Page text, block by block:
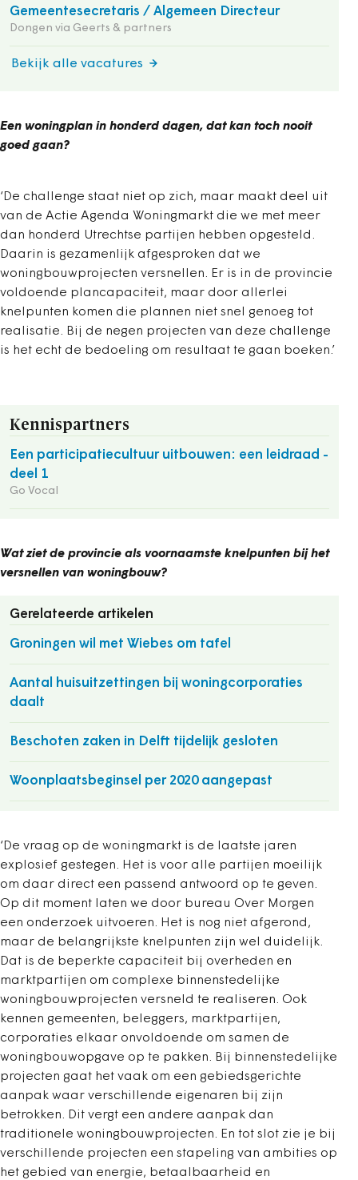
Gemeentesecretaris / Algemeen Directeur
Dongen via Geerts & partners
Bekijk alle vacatures
Een woningplan in honderd dagen, dat kan toch nooit
goed gaan?
‘De challenge staat niet op zich, maar maakt deel uit
van de Actie Agenda Woningmarkt die we met meer
dan honderd Utrechtse partijen hebben opgesteld.
Daarin is gezamenlijk afgesproken dat we
woningbouwprojecten versnellen. Er is in de provincie
voldoende plancapaciteit, maar door allerlei
knelpunten komen die plannen niet snel genoeg tot
realisatie. Bij de negen projecten van deze challenge
is het echt de bedoeling om resultaat te gaan boeken.’
Kennispartners
Een participatiecultuur uitbouwen: een leidraad -
deel 1
Go Vocal
Wat ziet de provincie als voornaamste knelpunten bij het
versnellen van woningbouw?
Gerelateerde artikelen
Groningen wil met Wiebes om tafel
Aantal huisuitzettingen bij woningcorporaties
daalt
Beschoten zaken in Delft tijdelijk gesloten
Woonplaatsbeginsel per 2020 aangepast
‘De vraag op de woningmarkt is de laatste jaren
explosief gestegen. Het is voor alle partijen moeilijk
om daar direct een passend antwoord op te geven.
Op dit moment laten we door bureau Over Morgen
een onderzoek uitvoeren. Het is nog niet afgerond,
maar de belangrijkste knelpunten zijn wel duidelijk.
Dat is de beperkte capaciteit bij overheden en
marktpartijen om complexe binnenstedelijke
woningbouwprojecten versneld te realiseren. Ook
kennen gemeenten, beleggers, marktpartijen,
corporaties elkaar onvoldoende om samen de
woningbouwopgave op te pakken. Bij binnenstedelijke
projecten gaat het vaak om een gebiedsgerichte
aanpak waar verschillende eigenaren bij zijn
betrokken. Dit vergt een andere aanpak dan
traditionele woningbouwprojecten. En tot slot zie je bij
verschillende projecten een stapeling van ambities op
het gebied van energie, betaalbaarheid en